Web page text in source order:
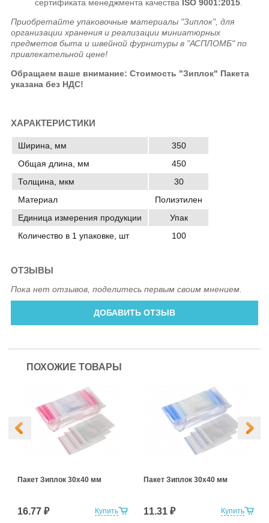
сертификата менеджмента качества ISO 9001:2015
Приобретайте упаковочные материалы "Зиплок", для
организации хранения и реализации миниатюрных
предметов быта и швейной фурнитуры в "АСПЛОМБ" по
привлекательной цене!
Обращаем ваше внимание: Стоимость "Зиплок" Пакета
указана без НДС!
ХАРАКТЕРИСТИКИ
Ширина, мм
350
Общая длина, мм
450
Толщина, мкм
30
Материал
Полиэтилен
Единица измерения продукции
Упак
Количество в 1 упаковке, шт
100
ОТЗЫВЫ
Пока нет отзывов, поделитесь первым своим мнением.
ДОБАВИТЬ ОТЗЫВ
ПОХОЖИЕ ТОВАРЫ
Купить
Пакет Зиплок 30х40 мм
16.77 ₽ Купить
Пакет Зиплок 30х40 мм
11.31 ₽